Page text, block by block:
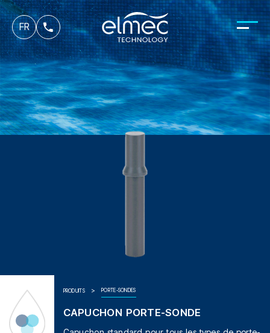
FR
es
it
PRODUITS PORTE-SONDES
CAPUCHON PORTE-SONDE